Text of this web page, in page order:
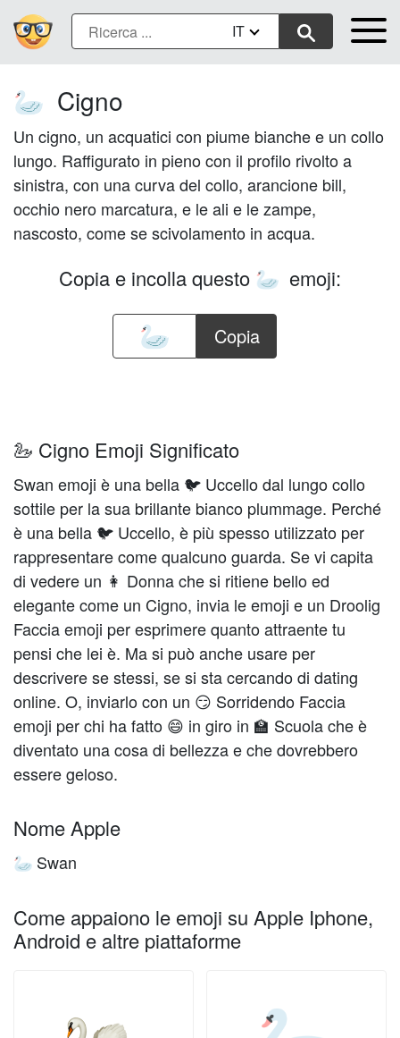
IT
🦢 Cigno
Un cigno, un acquatici con piume bianche e un collo
lungo. Raffigurato in pieno con il profilo rivolto a
sinistra, con una curva del collo, arancione bill,
occhio nero marcatura, e le ali e le zampe,
nascosto, come se scivolamento in acqua.
Copia e incolla questo 🦢 emoji:
Copia
🦢 Cigno Emoji Significato
Swan emoji è una bella 🐦 Uccello dal lungo collo
sottile per la sua brillante bianco plummage. Perché
è una bella 🐦 Uccello, è più spesso utilizzato per
rappresentare come qualcuno guarda. Se vi capita
di vedere un 👩 Donna che si ritiene bello ed
elegante come un Cigno, invia le emoji e un Droolig
Faccia emoji per esprimere quanto attraente tu
pensi che lei è. Ma si può anche usare per
descrivere se stessi, se si sta cercando di dating
online. O, inviarlo con un 😏 Sorridendo Faccia
emoji per chi ha fatto 😄 in giro in 🏫 Scuola che è
diventato una cosa di bellezza e che dovrebbero
essere geloso.
Nome Apple
🦢 Swan
Come appaiono le emoji su Apple Iphone,
Android e altre piattaforme